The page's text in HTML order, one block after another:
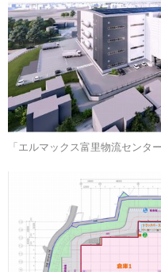
「エルマックス富里物流センタ